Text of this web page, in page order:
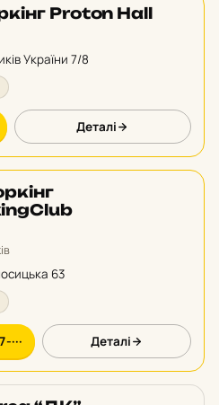
Proton Hall
України 7/8
Деталі
63
Деталі